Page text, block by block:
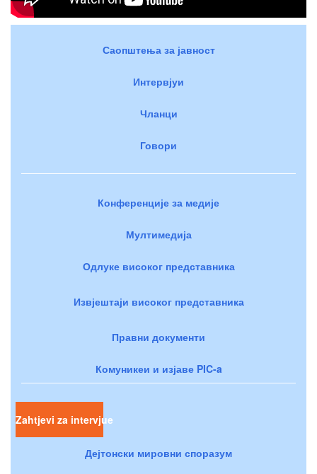
Саопштења за јавност
Интервјуи
Чланци
Говори
Конференције за медије
Мултимедија
Одлуке високог представника
Извјештаји високог представника
Правни документи
Комуникеи и изјаве PIC-a
Zahtjevi za intervjue
Дејтонски мировни споразум